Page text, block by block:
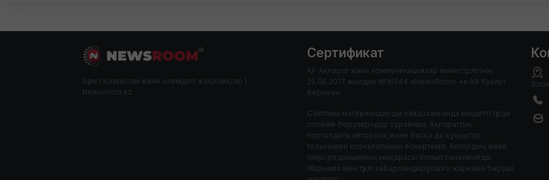
Бүгінгі Қазақстан және әлемдегі жаңалықтар |
Newsroom.kz
Сертификат
ҚР Ақпарат және коммуникациялар министрлігінің
25.05.2017 жылдан №16544 «NewsRoom +» АА Куәлігі
берілген.
Сайттағы материалдарды пайдаланғанда міндетті түрде
сілтеме берулеріңізді сұраймыз. Ақпараттық
порталдағы авторлық және басқа да құқықтар
толығымен қорғалатынын ескертеміз. Автордың жеке
пікірі редакцияның көзқарасы болып саналмайды.
Жарнама мен түрлі хабарландыруларға жарнама беруші